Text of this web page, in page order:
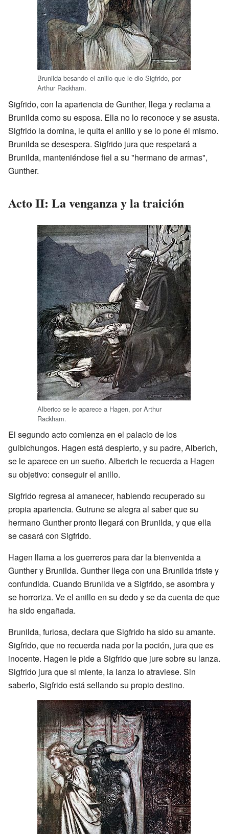
Brunilda besando el anillo que le dio Sigfrido, por
Arthur Rackham.
Sigfrido, con la apariencia de Gunther, llega y reclama a
Brunilda como su esposa. Ella no lo reconoce y se asusta.
Sigfrido la domina, le quita el anillo y se lo pone él mismo.
Brunilda se desespera. Sigfrido jura que respetará a
Brunilda, manteniéndose fiel a su "hermano de armas",
Gunther.
Acto II: La venganza y la traición
Alberico se le aparece a Hagen, por Arthur
Rackham.
El segundo acto comienza en el palacio de los
guibichungos. Hagen está despierto, y su padre, Alberich,
se le aparece en un sueño. Alberich le recuerda a Hagen
su objetivo: conseguir el anillo.
Sigfrido regresa al amanecer, habiendo recuperado su
propia apariencia. Gutrune se alegra al saber que su
hermano Gunther pronto llegará con Brunilda, y que ella
se casará con Sigfrido.
Hagen llama a los guerreros para dar la bienvenida a
Gunther y Brunilda. Gunther llega con una Brunilda triste y
confundida. Cuando Brunilda ve a Sigfrido, se asombra y
se horroriza. Ve el anillo en su dedo y se da cuenta de que
ha sido engañada.
Brunilda, furiosa, declara que Sigfrido ha sido su amante.
Sigfrido, que no recuerda nada por la poción, jura que es
inocente. Hagen le pide a Sigfrido que jure sobre su lanza.
Sigfrido jura que si miente, la lanza lo atraviese. Sin
saberlo, Sigfrido está sellando su propio destino.